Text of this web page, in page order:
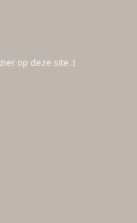
op deze site :)